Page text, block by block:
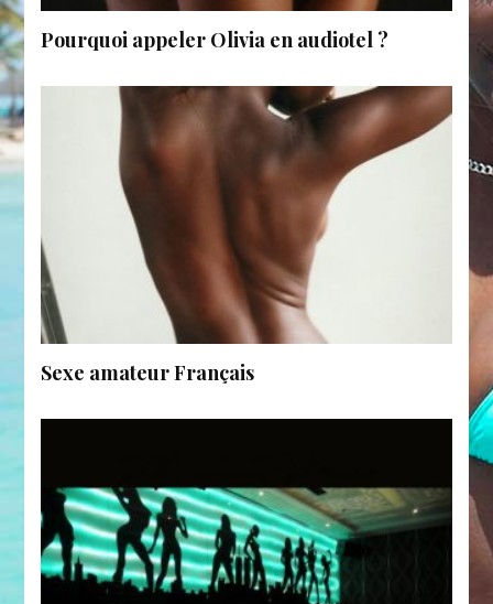
Pourquoi appeler Olivia en audiotel ?
Sexe amateur Français